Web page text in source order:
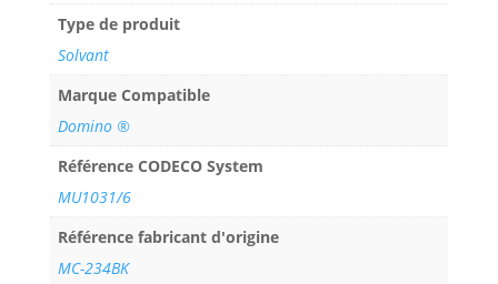
Type de produit
Solvant
Marque Compatible
Domino ®
Référence CODECO System
MU1031/6
Référence fabricant d'origine
MC-234BK